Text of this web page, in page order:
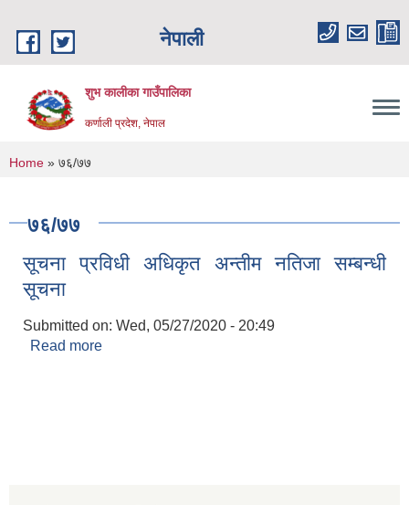
नेपाली
शुभ कालीका गाउँपालिका
कर्णाली प्रदेश, नेपाल
You are here
Home » ७६/७७
७६/७७
सूचना प्रविधी अधिकृत अन्तीम नतिजा सम्बन्धी
सूचना
Submitted on: Wed, 05/27/2020 - 20:49
Read more